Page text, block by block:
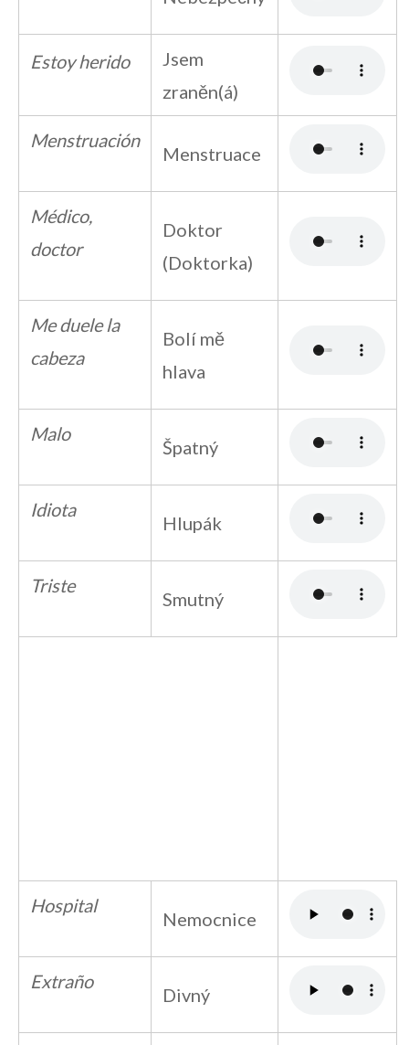
Estoy herido
Jsem
zraněn(á)
Menstruación
Menstruace
Médico,
doctor
Doktor
(Doktorka)
Me duele la
cabeza
Bolí mě
hlava
Malo
Špatný
Idiota
Hlupák
Triste
Smutný
Hospital
Nemocnice
Extraño
Divný